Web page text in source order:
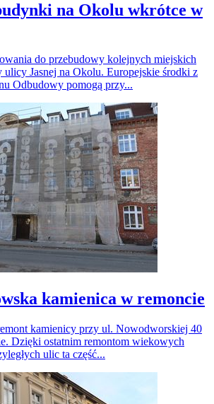
na Okolu wkrótce w
do przebudowy kolejnych miejskich
Jasnej na Okolu. Europejskie środki z
Odbudowy pomogą przy...
kamienica w remoncie
kamienicy przy ul. Nowodworskiej 40
Dzięki ostatnim remontom wiekowych
ulic ta część...